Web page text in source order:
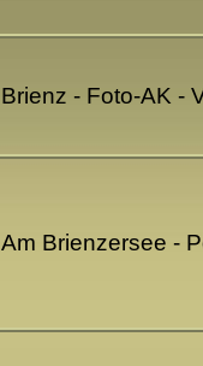
Brienz - Foto-AK -
Am Brienzersee -